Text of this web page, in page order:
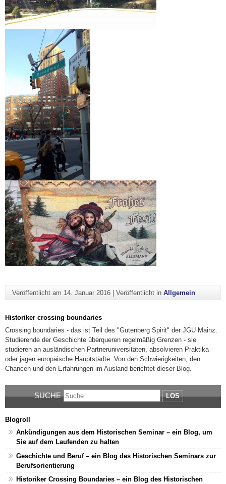
Veröffentlicht am 14. Januar 2016| Veröffentlicht in Allgemein
Historiker crossing boundaries
Crossing boundaries - das ist Teil des "Gutenberg Spirit" der JGU Mainz.
Studierende der Geschichte überqueren regelmäßig Grenzen - sie
studieren an ausländischen Partneruniversitäten, absolvieren Praktika
oder jagen europäische Hauptstädte. Von den Schwierigkeiten, den
Chancen und den Erfahrungen im Ausland berichtet dieser Blog.
SUCHE LOS
Blogroll
Ankündigungen aus dem Historischen Seminar – ein Blog, um
Sie auf dem Laufenden zu halten
Geschichte und Beruf – ein Blog des Historischen Seminars zur
Berufsorientierung
Historiker Crossing Boundaries – ein Blog des Historischen